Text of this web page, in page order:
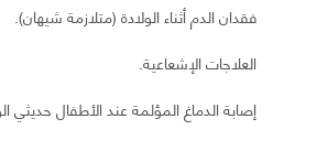
فقدان الدم أثناء الولادة (متلازمة شيهان).
العلاجات الإشعاعية.
إصابة الدماغ المؤلمة عند الأطفال حديثي